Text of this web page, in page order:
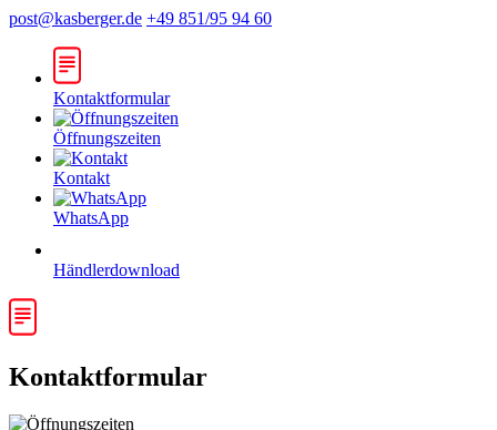
post@kasberger.de +49 851/95 94 60
Kontaktformular
Öffnungszeiten
Kontakt
WhatsApp
Händlerdownload
Kontaktformular